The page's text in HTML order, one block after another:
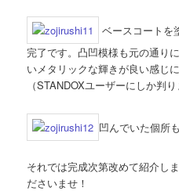
ベースコートを
完了です。凸凹模様も元の通り
いメタリックな輝きが良い感じ
（STANDOXユーザーにしか判り
凹んでいた個所
それでは完成次第改めて紹介し
ださいませ！